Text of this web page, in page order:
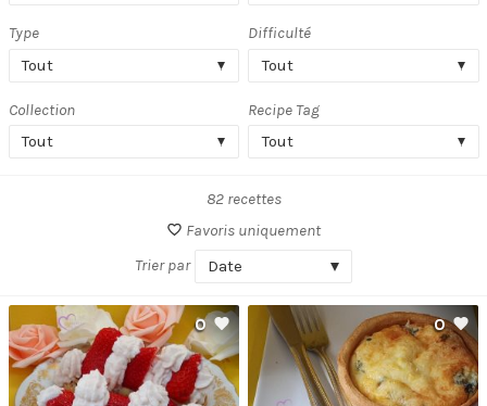
Type
Tout
Difficulté
Tout
Collection
Tout
Recipe Tag
Tout
82 recettes
Favoris uniquement
Trier par
Date
0 0